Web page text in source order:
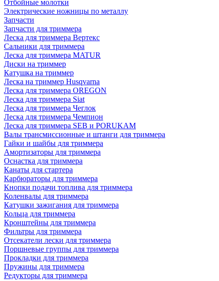
Отбойные молотки
Электрические ножницы по металлу
Запчасти
Запчасти для триммера
Леска для триммера Вертекс
Сальники для триммера
Леска для триммера MATUR
Диски на триммер
Катушка на триммер
Леска на триммер Husqvarna
Леска для триммера OREGON
Леска для триммера Siat
Леска для триммера Чеглок
Леска для триммера Чемпион
Леска для триммера SEB и PORUKAM
Валы трансмиссионные и штанги для триммера
Гайки и шайбы для триммера
Амортизаторы для триммера
Оснастка для триммера
Канаты для стартера
Карбюраторы для триммера
Кнопки подачи топлива для триммера
Коленвалы для триммера
Катушки зажигания для триммера
Кольца для триммера
Кронштейны для триммера
Фильтры для триммера
Отсекатели лески для триммера
Поршневые группы для триммера
Прокладки для триммера
Пружины для триммера
Редукторы для триммера